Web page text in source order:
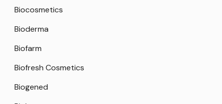
Biocosmetics
Bioderma
Biofarm
Biofresh Cosmetics
Biogened